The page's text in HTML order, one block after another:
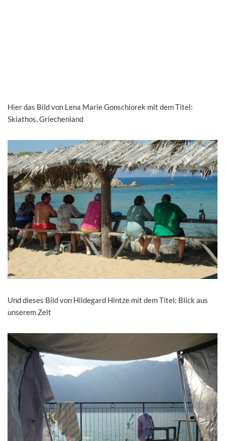
Hier das Bild von Lena Marie Gonschiorek mit dem Titel:
Skiathos, Griechenland
Und dieses Bild von Hildegard Hintze mit dem Titel: Blick aus
unserem Zelt